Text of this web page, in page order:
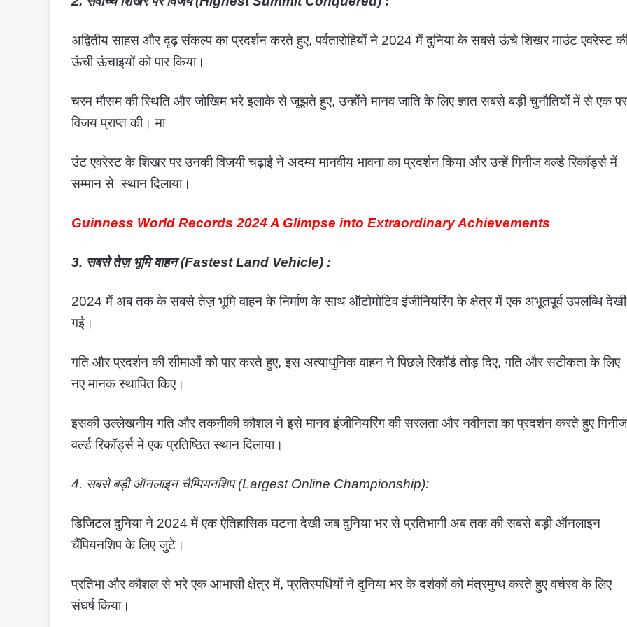
अद्वितीय साहस और दृढ़ संकल्प का प्रदर्शन करते हुए, पर्वतारोहियों ने 2024 में दुनिया के सबसे ऊंचे शिखर माउंट एवरेस्ट
ऊंची ऊंचाइयों को पार किया।
चरम मौसम की स्थिति और जोखिम भरे इलाके से जूझते हुए, उन्होंने मानव जाति के लिए ज्ञात सबसे बड़ी चुनौतियों में से एक पर
विजय प्राप्त की। मा
उंट एवरेस्ट के शिखर पर उनकी विजयी चढ़ाई ने अदम्य मानवीय भावना का प्रदर्शन किया और उन्हें गिनीज वर्ल्ड रिकॉर्ड्स में
सम्मान से स्थान दिलाया।
Guinness World Records 2024 A Glimpse into Extraordinary Achievements
3. सबसे तेज़ भूमि वाहन (Fastest Land Vehicle) :
2024 में अब तक के सबसे तेज़ भूमि वाहन के निर्माण के साथ ऑटोमोटिव इंजीनियरिंग के क्षेत्र में एक अभूतपूर्व उपलब्धि देखी
गई।
गति और प्रदर्शन की सीमाओं को पार करते हुए, इस अत्याधुनिक वाहन ने पिछले रिकॉर्ड तोड़ दिए, गति और सटीकता के लिए
नए मानक स्थापित किए।
इसकी उल्लेखनीय गति और तकनीकी कौशल ने इसे मानव इंजीनियरिंग की सरलता और नवीनता का प्रदर्शन करते हुए गिनीज
वर्ल्ड रिकॉर्ड्स में एक प्रतिष्ठित स्थान दिलाया।
4. सबसे बड़ी ऑनलाइन चैम्पियनशिप (Largest Online Championship):
डिजिटल दुनिया ने 2024 में एक ऐतिहासिक घटना देखी जब दुनिया भर से प्रतिभागी अब तक की सबसे बड़ी ऑनलाइन
चैंपियनशिप के लिए जुटे।
प्रतिभा और कौशल से भरे एक आभासी क्षेत्र में, प्रतिस्पर्धियों ने दुनिया भर के दर्शकों को मंत्रमुग्ध करते हुए वर्चस्व के लिए
संघर्ष किया।